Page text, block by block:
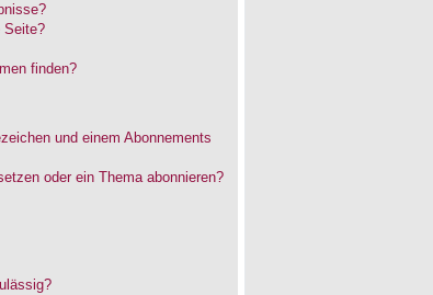
Seite?
finden?
und einem Abonnements
oder ein Thema abonnieren?